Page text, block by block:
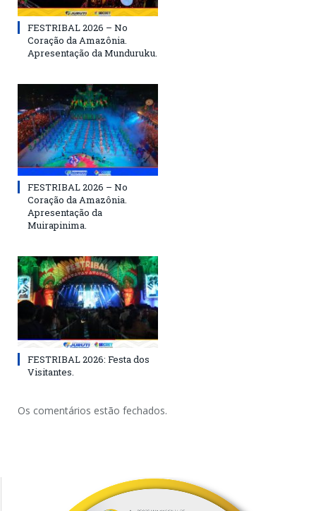
FESTRIBAL 2026 – No
Coração da Amazônia.
Apresentação da Munduruku.
FESTRIBAL 2026 – No
Coração da Amazônia.
Apresentação da
Muirapinima.
FESTRIBAL 2026: Festa dos
Visitantes.
Os comentários estão fechados.